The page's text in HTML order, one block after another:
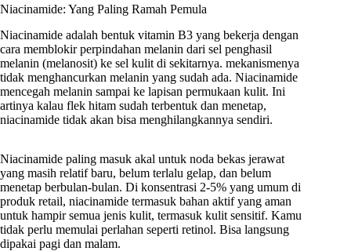
Niacinamide: Yang Paling Ramah Pemula
Niacinamide adalah bentuk vitamin B3 yang bekerja dengan
cara memblokir perpindahan melanin dari sel penghasil
melanin (melanosit) ke sel kulit di sekitarnya. mekanismenya
tidak menghancurkan melanin yang sudah ada. Niacinamide
mencegah melanin sampai ke lapisan permukaan kulit. Ini
artinya kalau flek hitam sudah terbentuk dan menetap,
niacinamide tidak akan bisa menghilangkannya sendiri.
Niacinamide paling masuk akal untuk noda bekas jerawat
yang masih relatif baru, belum terlalu gelap, dan belum
menetap berbulan-bulan. Di konsentrasi 2-5% yang umum di
produk retail, niacinamide termasuk bahan aktif yang aman
untuk hampir semua jenis kulit, termasuk kulit sensitif. Kamu
tidak perlu memulai perlahan seperti retinol. Bisa langsung
dipakai pagi dan malam.